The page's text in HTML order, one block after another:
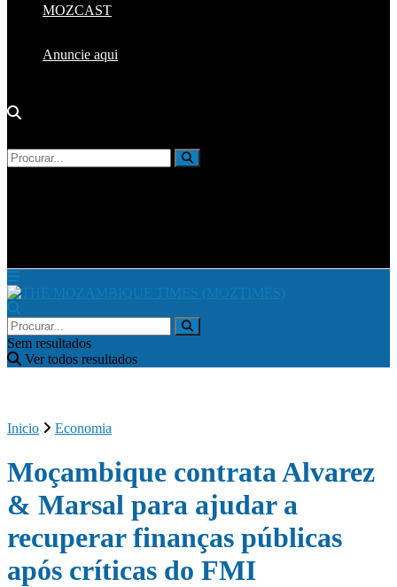
MOZCAST
Anuncie aqui
Sem resultados
Ver todos resultados
Inicio Economia
Moçambique contrata Alvarez
& Marsal para ajudar a
recuperar finanças públicas
após críticas do FMI